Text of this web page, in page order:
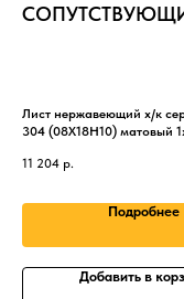
Лист нержавеющий х/к
304 (08Х18Н10) матовый
11 204 р.
Подробнее
Добавить в